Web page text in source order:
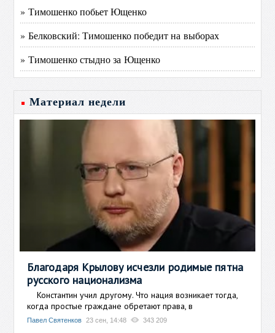
» Тимошенко побьет Ющенко
» Белковский: Тимошенко победит на выборах
» Тимошенко стыдно за Ющенко
Материал недели
Благодаря Крылову исчезли родимые пятна
русского национализма
Константин учил другому. Что нация возникает тогда,
когда простые граждане обретают права, в
Павел Святенков 23 сен, 14:48 343 209